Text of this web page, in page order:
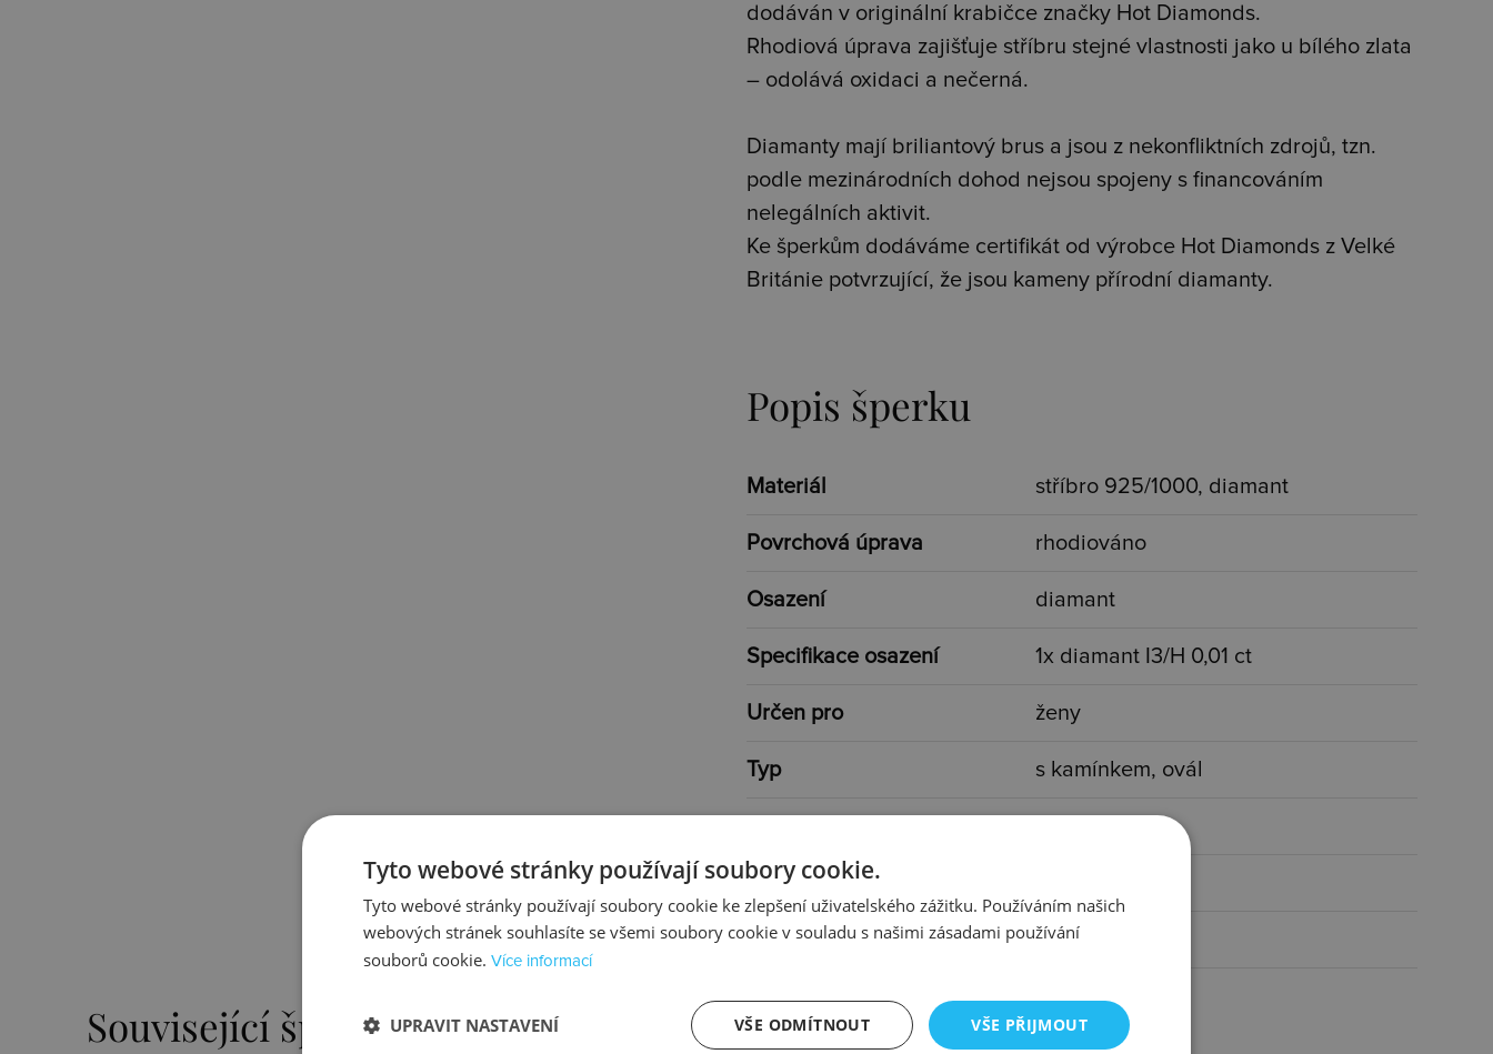
dodáván v originální krabičce značky Hot Diamonds.
Rhodiová úprava zajišťuje stříbru stejné vlastnosti jako u bílého zlata
– odolává oxidaci a nečerná.
Diamanty mají briliantový brus a jsou z nekonfliktních zdrojů, tzn.
podle mezinárodních dohod nejsou spojeny s financováním
nelegálních aktivit.
Ke šperkům dodáváme certifikát od výrobce Hot Diamonds z Velké
Británie potvrzující, že jsou kameny přírodní diamanty.
Popis šperku
Materiál stříbro 925/1000, diamant
Povrchová úprava rhodiováno
Osazení diamant
Specifikace osazení 1x diamant I3/H 0,01 ct
Určen pro ženy
Typ s kamínkem, ovál
Délka
Rozměr 18x25 mm
Související šperky
Tyto webové stránky používají soubory cookie.
Tyto webové stránky používají soubory cookie ke zlepšení uživatelského zážitku. Používáním našich
webových stránek souhlasíte se všemi soubory cookie v souladu s našimi zásadami používání
souborů cookie. Více informací
VŠE PŘIJMOUT
VŠE ODMÍTNOUT
UPRAVIT NASTAVENÍ